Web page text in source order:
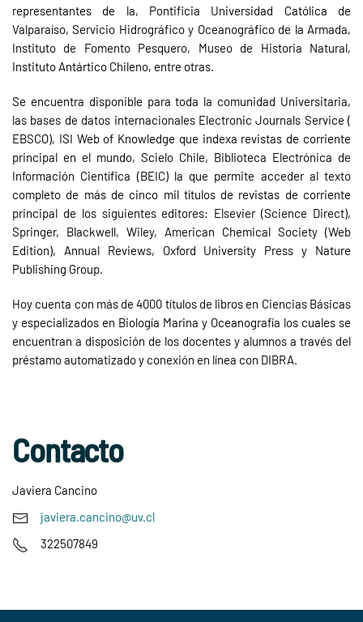
representantes de la, Pontificia Universidad Católica de
Valparaíso, Servicio Hidrográfico y Oceanográfico de la Armada,
Instituto de Fomento Pesquero, Museo de Historia Natural,
Instituto Antártico Chileno, entre otras.
Se encuentra disponible para toda la comunidad Universitaria,
las bases de datos internacionales Electronic Journals Service (
EBSCO), ISI Web of Knowledge que indexa revistas de corriente
principal en el mundo, Scielo Chile, Biblioteca Electrónica de
Información Científica (BEIC) la que permite acceder al texto
completo de más de cinco mil títulos de revistas de corriente
principal de los siguientes editores: Elsevier (Science Direct),
Springer, Blackwell, Wiley, American Chemical Society (Web
Edition), Annual Reviews, Oxford University Press y Nature
Publishing Group.
Hoy cuenta con más de 4000 títulos de libros en Ciencias Básicas
y especializados en Biología Marina y Oceanografía los cuales se
encuentran a disposición de los docentes y alumnos a través del
préstamo automatizado y conexión en línea con DIBRA.
Contacto
Javiera Cancino
javiera.cancino@uv.cl
322507849